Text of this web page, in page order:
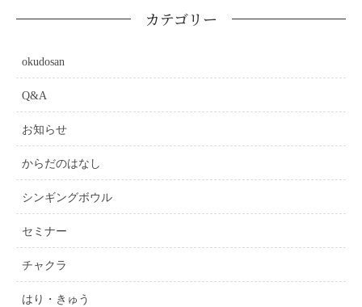
カテゴリー
okudosan
Q&A
お知らせ
からだのはなし
シンギングボウル
セミナー
チャクラ
はり・きゅう